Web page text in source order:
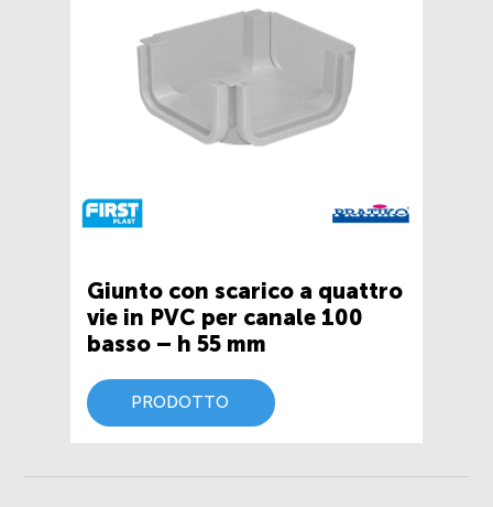
Giunto con scarico a quattro
vie in PVC per canale 100
basso – h 55 mm
PRODOTTO